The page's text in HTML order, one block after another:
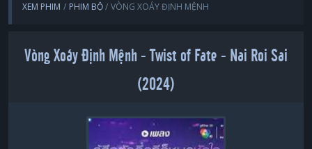
XEM PHIM PHIM BỘ VÒNG XOÁY ĐỊNH MỆNH
Vòng Xoáy Định Mệnh - Twist of Fate - Nai Roi Sai
(2024)